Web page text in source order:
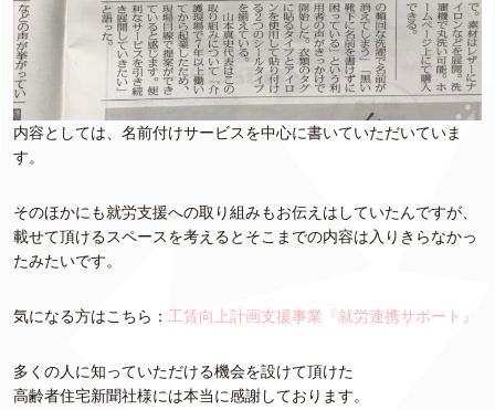
内容としては、名前付けサービスを中心に書いていただいていま
す。
そのほかにも就労支援への取り組みもお伝えはしていたんですが、
載せて頂けるスペースを考えるとそこまでの内容は入りきらなかっ
たみたいです。
気になる方はこちら： 工賃向上計画支援事業『就労連携サポート』
多くの人に知っていただける機会を設けて頂けた
高齢者住宅新聞社様には本当に感謝しております。